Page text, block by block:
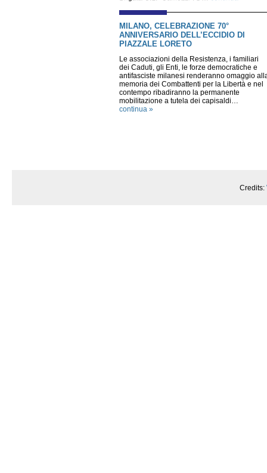
MILANO, CELEBRAZIONE 70°
ANNIVERSARIO DELL’ECCIDIO DI
PIAZZALE LORETO
Le associazioni della Resistenza, i familiari
dei Caduti, gli Enti, le forze democratiche e
antifasciste milanesi renderanno omaggio
memoria dei Combattenti per la Libertà e nel
contempo ribadiranno la permanente
mobilitazione a tutela dei capisaldi…
continua »
Credits: